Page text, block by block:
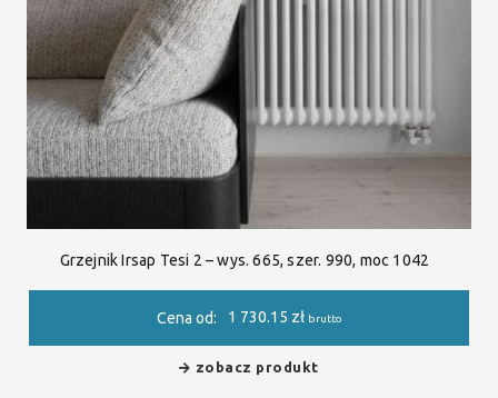
Grzejnik Irsap Tesi 2 – wys. 665, szer. 990, moc 1042
Cena od: 1 730.15 zł brutto
zobacz produkt